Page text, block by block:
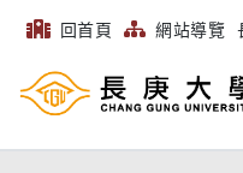
回首頁 網站導覽